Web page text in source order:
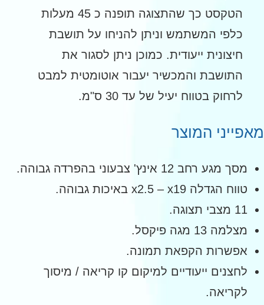
הטקסט כך שהתצוגה תופנה כ 45 מעלות
כלפי המשתמש וניתן להניחו על תושבת
חיצונית ייעודית. כמוכן ניתן לסגור את
התושבת והמכשיר יעבור אוטומטית למבט
לרחוק בטווח יעיל של עד 30 ס"מ.
המוצר
מסך מגע רחב 12 אינץ' צבעוני בהפרדה גבוהה.
טווח הגדלה x2.5 – x19 באיכות גבוהה.
11 מצבי תצוגה.
מצלמה 13 מגה פיקסל.
אפשרות הקפאת תמונה.
לחצנים ייעודיים למיקום קו קריאה / מיסוך
לקריאה.